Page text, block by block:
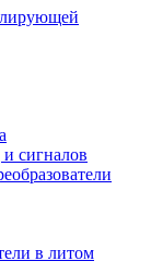
сигналов
в литом